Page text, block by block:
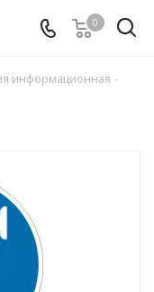
0
информационная -